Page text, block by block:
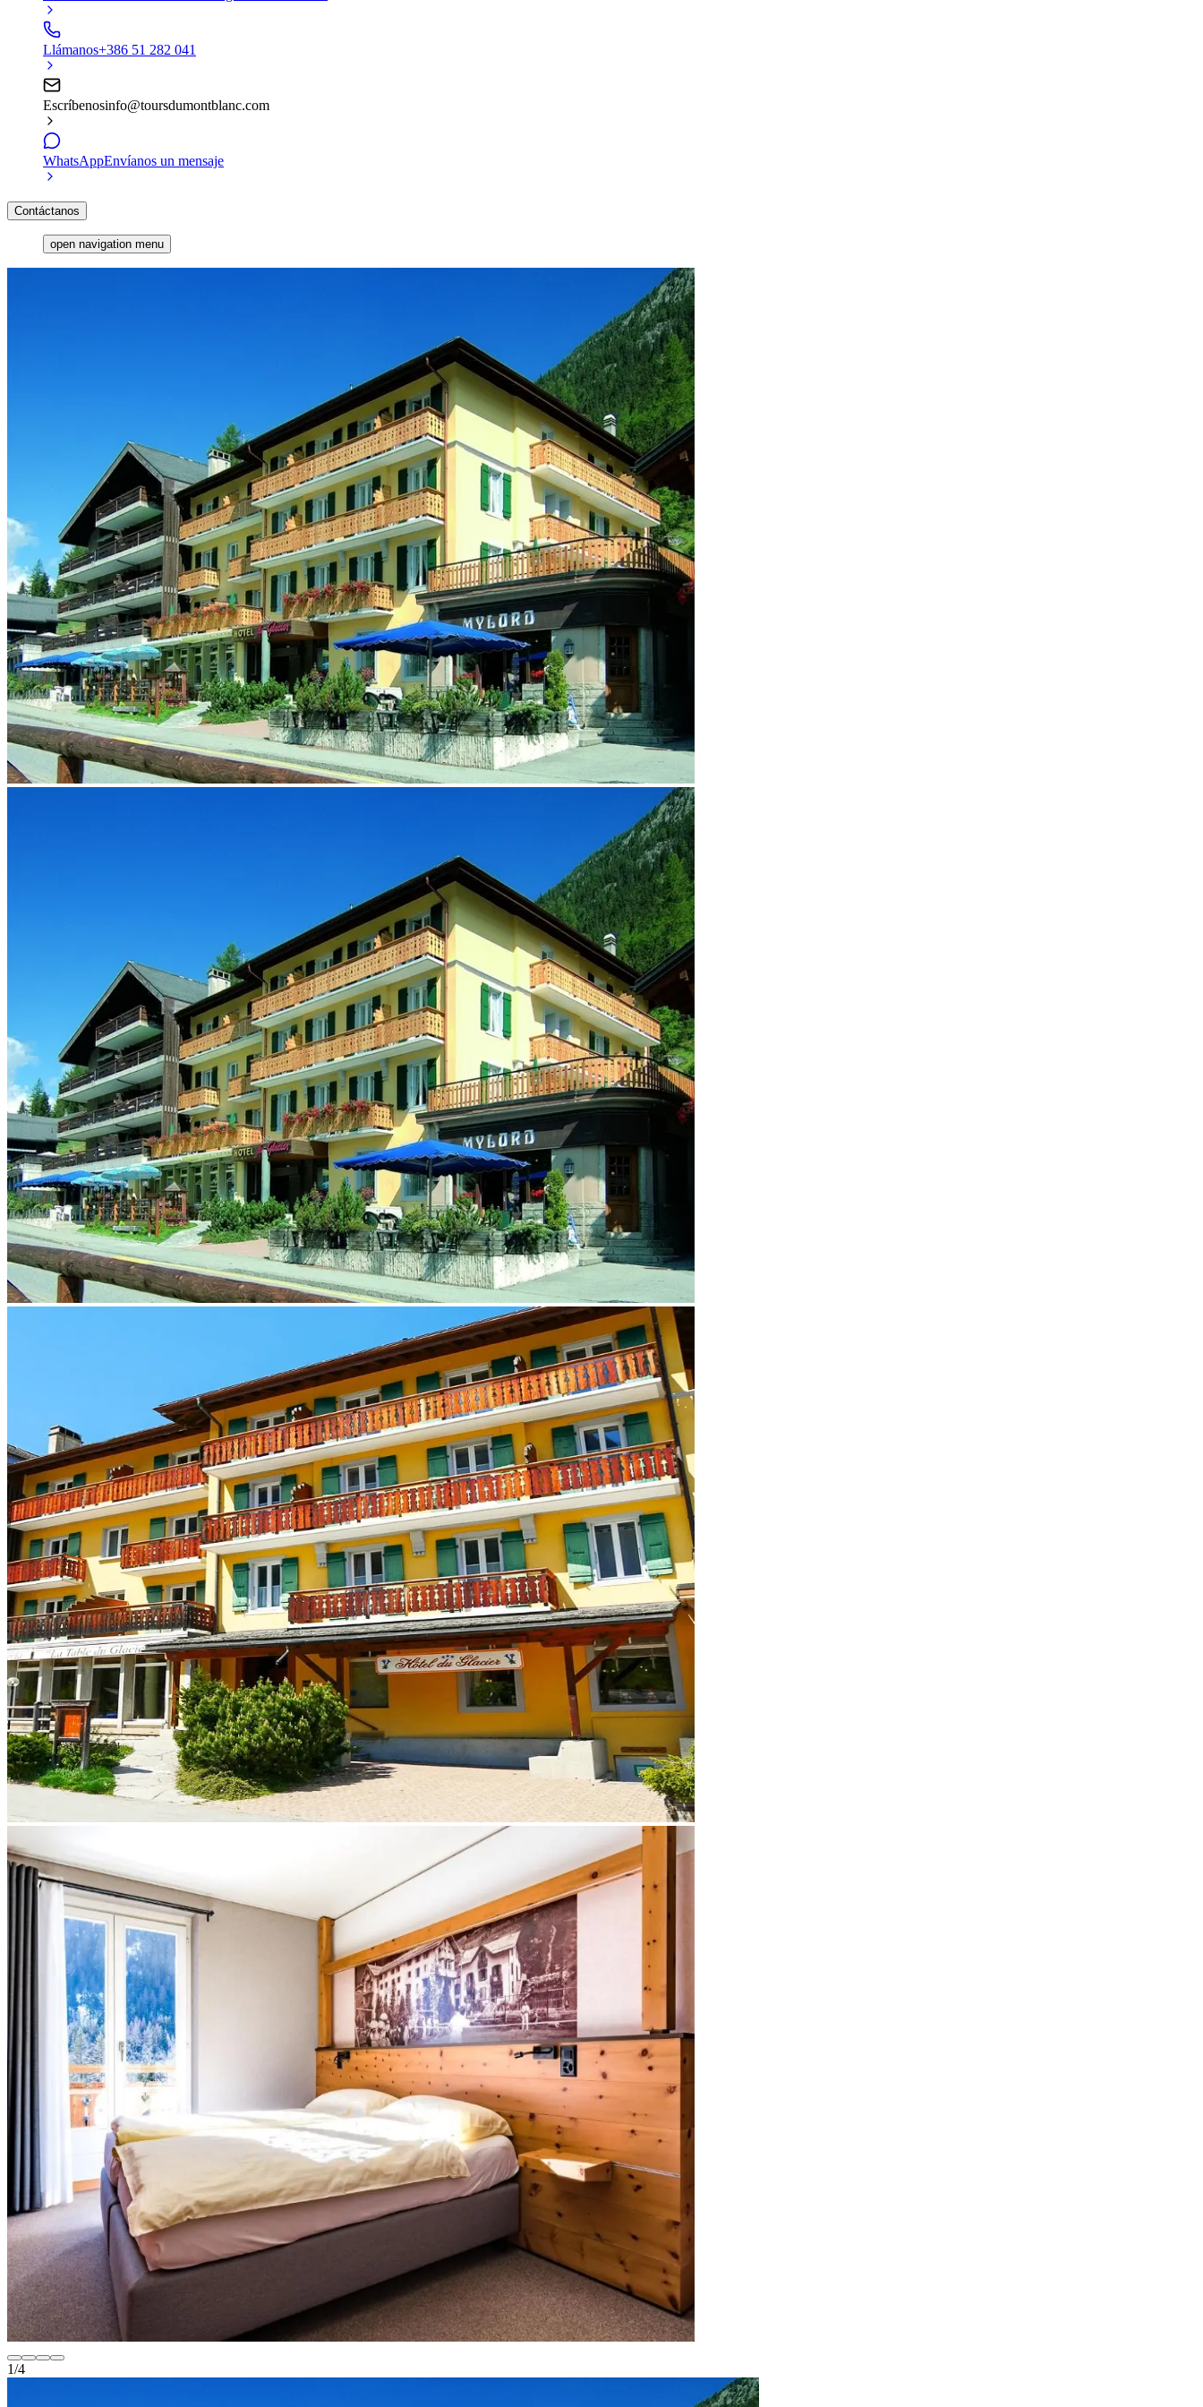
Llámanos+386 51 282 041
Escríbenosinfo@toursdumontblanc.com
WhatsAppEnvíanos un mensaje
Contáctanos
open navigation menu
1/4